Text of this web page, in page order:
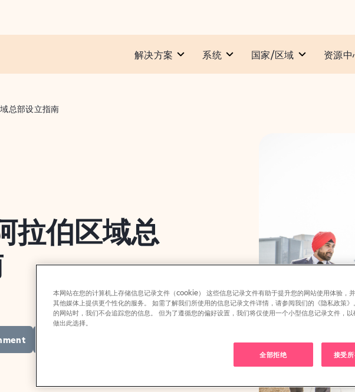
解决方案 系统​ 国家/区域 资源
总部设立指南
拉伯区域总
本网站在您的计算机上存储信息记录文件（cookie） 这些信息记录文件有助于提升您的网站使用体验，
其他媒体上提供更个性化的服务。 如需了解我们所使用的信息记录文件详情，请参阅我们的《隐私政策
的网站时，我们不会追踪您的信息。 但为了遵循您的偏好设置，我们将仅使用一个小型信息记录文件，
做出此选择。
全部拒绝 接受